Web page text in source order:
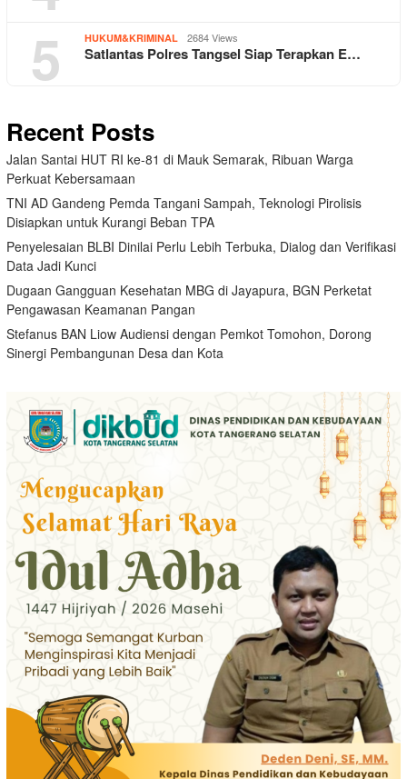
5
HUKUM&KRIMINAL 2684 Views
Satlantas Polres Tangsel Siap Terapkan E…
Recent Posts
Jalan Santai HUT RI ke-81 di Mauk Semarak, Ribuan Warga
Perkuat Kebersamaan
TNI AD Gandeng Pemda Tangani Sampah, Teknologi Pirolisis
Disiapkan untuk Kurangi Beban TPA
Penyelesaian BLBI Dinilai Perlu Lebih Terbuka, Dialog dan Verifikasi
Data Jadi Kunci
Dugaan Gangguan Kesehatan MBG di Jayapura, BGN Perketat
Pengawasan Keamanan Pangan
Stefanus BAN Liow Audiensi dengan Pemkot Tomohon, Dorong
Sinergi Pembangunan Desa dan Kota